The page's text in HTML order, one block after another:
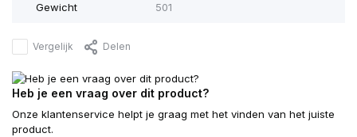
Gewicht 501
Vergelijk Delen
Heb je een vraag over dit product?
Onze klantenservice helpt je graag met het vinden van het juiste
product.